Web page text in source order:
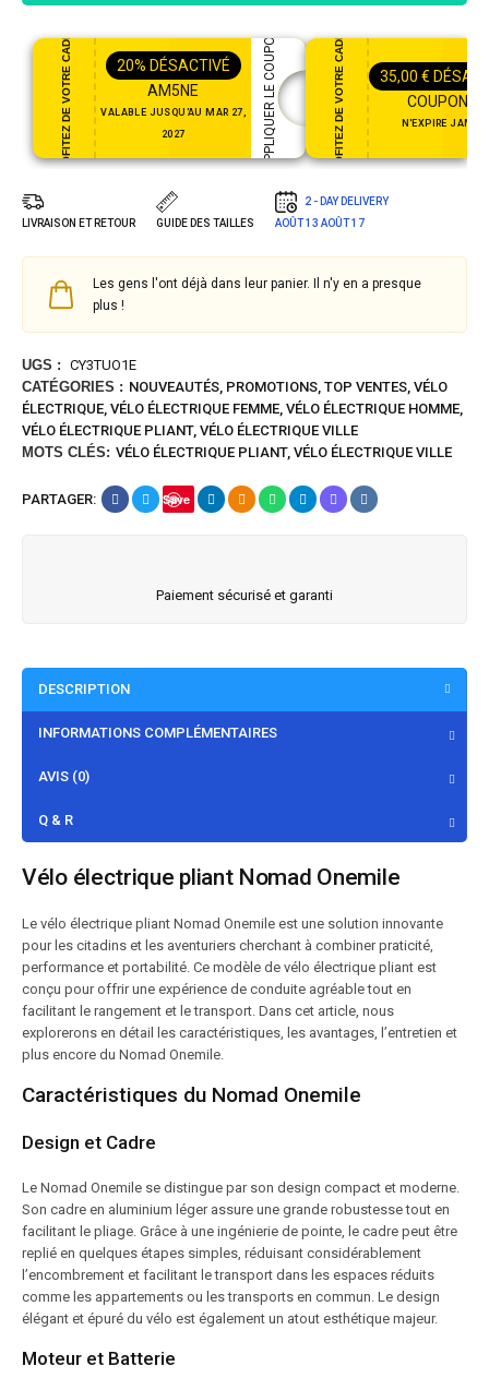
PROFITEZ DE VOTRE CADEAU 20% DÉSACTIVÉ
AM5NE
VALABLE JUSQU'AU MAR 27,
2027
APPLIQUER LE COUPON PROFITEZ DE VOTRE CADEAU 35,00 €
COUPON35
N'EXPIRE
LIVRAISON ET RETOUR GUIDE DES TAILLES
2 - DAY DELIVERY
AOÛT 13 AOÛT 17
Les gens l'ont déjà dans leur panier. Il n'y en a presque
plus !
UGS : CY3TUO1E
CATÉGORIES : NOUVEAUTÉS, PROMOTIONS, TOP VENTES, VÉLO
ÉLECTRIQUE, VÉLO ÉLECTRIQUE FEMME, VÉLO ÉLECTRIQUE HOMME,
VÉLO ÉLECTRIQUE PLIANT, VÉLO ÉLECTRIQUE VILLE
MOTS CLÉS: VÉLO ÉLECTRIQUE PLIANT, VÉLO ÉLECTRIQUE VILLE
PARTAGER: Save
Paiement sécurisé et garanti
DESCRIPTION
INFORMATIONS COMPLÉMENTAIRES
AVIS (0)
Q & R
Vélo électrique pliant Nomad Onemile
Le vélo électrique pliant Nomad Onemile est une solution innovante
pour les citadins et les aventuriers cherchant à combiner praticité,
performance et portabilité. Ce modèle de vélo électrique pliant est
conçu pour offrir une expérience de conduite agréable tout en
facilitant le rangement et le transport. Dans cet article, nous
explorerons en détail les caractéristiques, les avantages, l’entretien et
plus encore du Nomad Onemile.
Caractéristiques du Nomad Onemile
Design et Cadre
Le Nomad Onemile se distingue par son design compact et moderne.
Son cadre en aluminium léger assure une grande robustesse tout en
facilitant le pliage. Grâce à une ingénierie de pointe, le cadre peut être
replié en quelques étapes simples, réduisant considérablement
l’encombrement et facilitant le transport dans les espaces réduits
comme les appartements ou les transports en commun. Le design
élégant et épuré du vélo est également un atout esthétique majeur.
Moteur et Batterie